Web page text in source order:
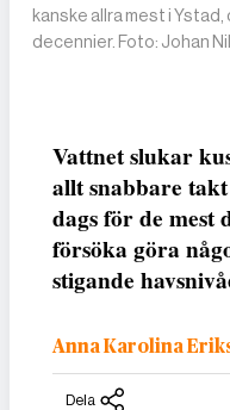
kanske allra mest i
decennier. Foto: Johan
Vattnet slukar
allt snabbare
dags för de mest
försöka göra
stigande
Anna Karolina
Dela